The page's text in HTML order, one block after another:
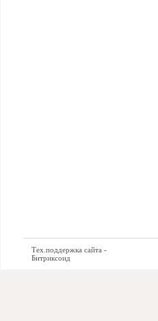
Тех.поддержка сайта -
Битриксоид